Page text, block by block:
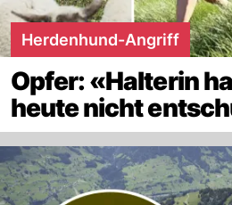
Herdenhund-Angriff
Opfer: «Halterin
heute nicht